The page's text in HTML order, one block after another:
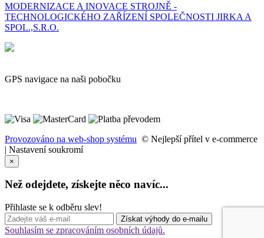
MODERNIZACE A INOVACE STROJNĚ -
TECHNOLOGICKÉHO ZAŘÍZENÍ SPOLEČNOSTI JIRKA A
SPOL.,S.R.O.
GPS navigace na naši pobočku
Provozováno na web-shop systému © Nejlepší přítel v e-commerce
| Nastavení soukromí
×
Než odejdete, získejte něco navíc...
Přihlaste se k odběru slev!
Souhlasím se zpracováním osobních údajů.